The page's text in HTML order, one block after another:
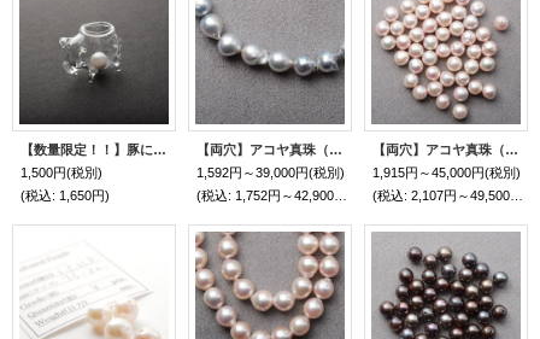
【数量限定！！】豚に真珠
1,500円(税別)
(税込: 1,650円)
【両穴】アコヤ真珠（バロック / グレイ / 7.5mm UP）1個〜
1,592円～39,000円(税別)
(税込: 1,752円～42,900円)
【両穴】アコヤ真珠（バロック / ホワイト / 8mm UP）1個〜
1,915円～45,000円(税別)
(税込: 2,107円～49,500円)